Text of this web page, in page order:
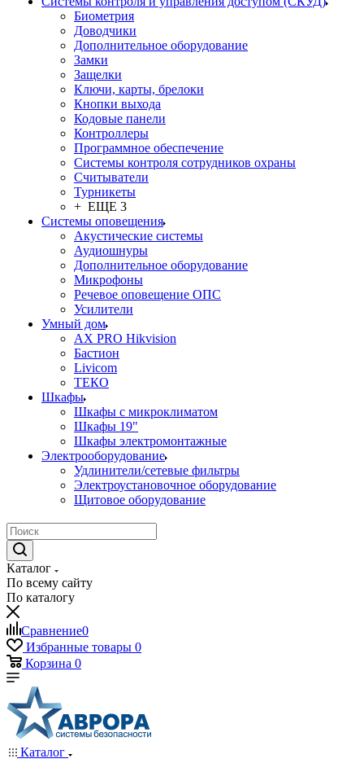
Биометрия
Доводчики
Дополнительное оборудование
Замки
Защелки
Ключи, карты, брелоки
Кнопки выхода
Кодовые панели
Контроллеры
Программное обеспечение
Системы контроля сотрудников охраны
Считыватели
Турникеты
+ ЕЩЕ 3
Системы оповещения
Акустические системы
Аудиошнуры
Дополнительное оборудование
Микрофоны
Речевое оповещение ОПС
Усилители
Умный дом
AX PRO Hikvision
Бастион
Livicom
ТЕКО
Шкафы
Шкафы с микроклиматом
Шкафы 19"
Шкафы электромонтажные
Электрооборудование
Удлинители/сетевые фильтры
Электроустановочное оборудование
Щитовое оборудование
Каталог
По всему сайту
По каталогу
Сравнение0
Избранные товары 0
Корзина 0
Каталог